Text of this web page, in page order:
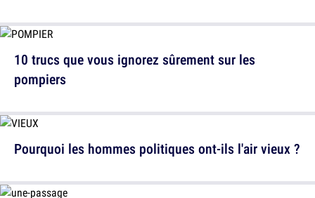
10 trucs que vous ignorez sûrement sur les
pompiers
Pourquoi les hommes politiques ont-ils l'air vieux ?